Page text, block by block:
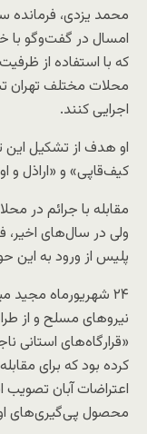
محمد یزدی، فرمانده
امسال در گفت‌وگو با
که با استفاده از
محلات مختلف تهران
اجرایی کنند.
او هدف از تشکیل این
کیف‌قاپی» و «اراذل و
مقابله با جرائم در
ولی در سال‌های اخیر،
پلیس از ورود به این
نیروهای مسلح و از
«قرارگاه‌های استانی
کرده بود که برای
اعتراضات آبان
محصول پی‌گیری‌های